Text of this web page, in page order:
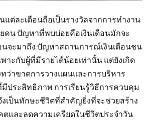
แต่ละเดือนถือเป็นรางวัลจากการทำงาน
คน ปัญหาที่พบบ่อยคือเงินเดือนมักจะ
จะมาถึง ปัญหาสถานการณ์เงินเดือนชน
าะกับผู้ที่มีรายได้น้อยเท่านั้น แต่ยังเกิด
ว่าขาดการวางแผนและการบริหาร
มีประสิทธิภาพ การเรียนรู้วิธีการควบคุม
งเป็นทักษะชีวิตที่สำคัญยิ่งที่จะช่วยสร้าง
และลดความเครียดในชีวิตประจำวัน